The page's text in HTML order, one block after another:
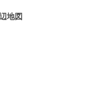
地図